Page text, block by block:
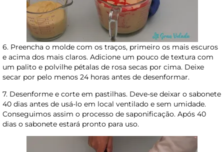
6. Preencha o molde com os traços, primeiro os mais escuros
e acima dos mais claros. Adicione um pouco de textura com
um palito e polvilhe pétalas de rosa secas por cima. Deixe
secar por pelo menos 24 horas antes de desenformar.
7. Desenforme e corte em pastilhas. Deve-se deixar o sabonete
40 dias antes de usá-lo em local ventilado e sem umidade.
Conseguimos assim o processo de saponificação. Após 40
dias o sabonete estará pronto para uso.